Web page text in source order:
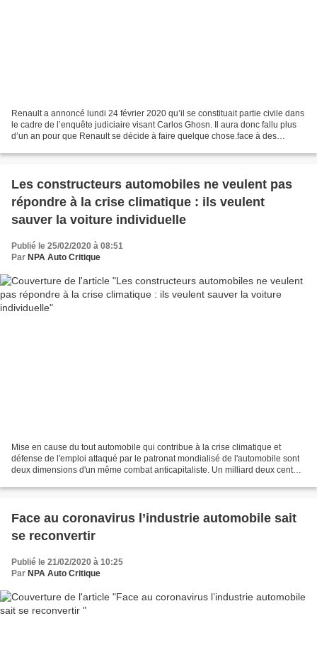
Renault a annoncé lundi 24 février 2020 qu’il se constituait partie civile dans
le cadre de l’enquête judiciaire visant Carlos Ghosn. Il aura donc fallu plus
d’un an pour que Renault se décide à faire quelque chose.face à des
Les constructeurs automobiles ne veulent pas
répondre à la crise climatique : ils veulent
sauver la voiture individuelle
Publié le 25/02/2020 à 08:51
Par NPA Auto Critique
Mise en cause du tout automobile qui contribue à la crise climatique et
défense de l'emploi attaqué par le patronat mondialisé de l'automobile sont
deux dimensions d'un même combat anticapitaliste. Un milliard deux cent
Face au coronavirus l’industrie automobile sait
se reconvertir
Publié le 21/02/2020 à 10:25
Par NPA Auto Critique